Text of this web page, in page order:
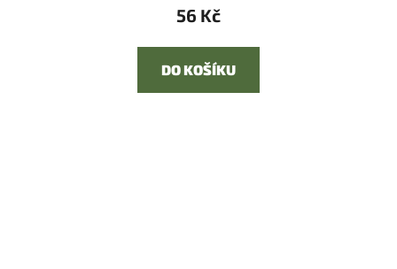
56 Kč
DO KOŠÍKU